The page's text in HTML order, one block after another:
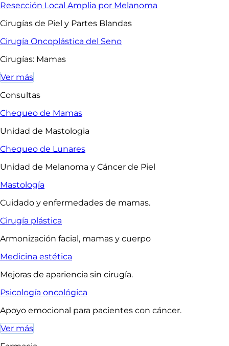
Resección Local Amplia por Melanoma
Cirugías de Piel y Partes Blandas
Cirugía Oncoplástica del Seno
Cirugías: Mamas
Ver más
Consultas
Chequeo de Mamas
Unidad de Mastologia
Chequeo de Lunares
Unidad de Melanoma y Cáncer de Piel
Mastología
Cuidado y enfermedades de mamas.
Cirugía plástica
Armonización facial, mamas y cuerpo
Medicina estética
Mejoras de apariencia sin cirugía.
Psicología oncológica
Apoyo emocional para pacientes con cáncer.
Ver más